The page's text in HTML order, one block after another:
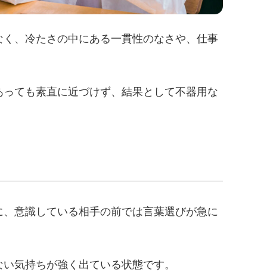
、冷たさの中にある一貫性のなさや、仕事
ても素直に近づけず、結果として不器用な
意識している相手の前では言葉選びが急に
気持ちが強く出ている状態です。